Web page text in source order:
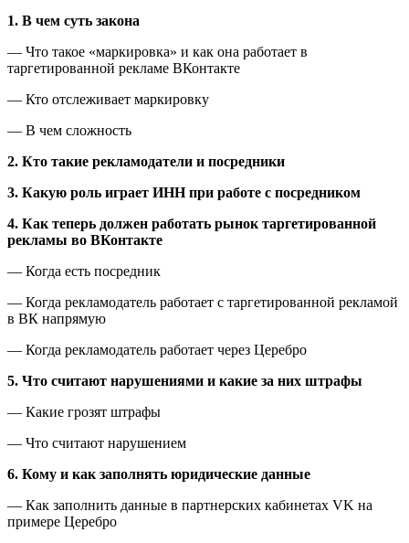
1. В чем суть закона
— Что такое «маркировка» и как она работает в
таргетированной рекламе ВКонтакте
— Кто отслеживает маркировку
— В чем сложность
2. Кто такие рекламодатели и посредники
3. Какую роль играет ИНН при работе с посредником
4. Как теперь должен работать рынок таргетированной
рекламы во ВКонтакте
— Когда есть посредник
— Когда рекламодатель работает с таргетированной рекламой
в ВК напрямую
— Когда рекламодатель работает через Церебро
5. Что считают нарушениями и какие за них штрафы
— Какие грозят штрафы
— Что считают нарушением
6. Кому и как заполнять юридические данные
— Как заполнить данные в партнерских кабинетах VK на
примере Церебро